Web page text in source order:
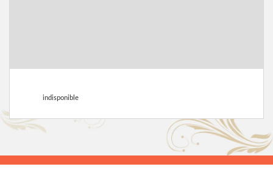
indisponible